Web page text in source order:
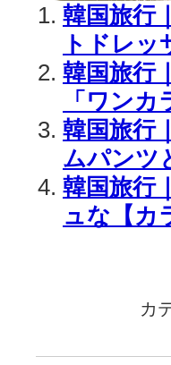
韓国旅行
トドレッ
韓国旅行
「ワン
韓国旅行
ムパンツ
韓国旅行
ュな【カ
カ